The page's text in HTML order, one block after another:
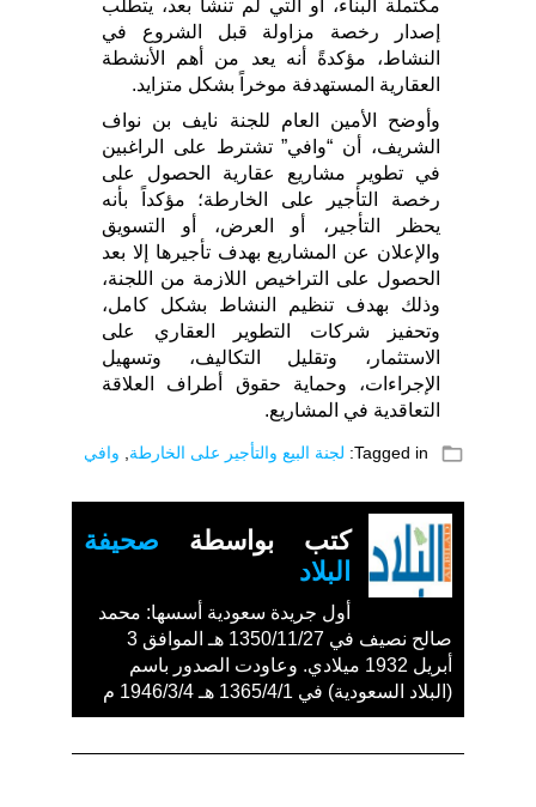
مكتملة البناء، أو التي لم تنشأ بعد، يتطلب
إصدار رخصة مزاولة قبل الشروع في
النشاط، مؤكدةً أنه يعد من أهم الأنشطة
العقارية المستهدفة موخراً بشكل متزايد.
وأوضح الأمين العام للجنة نايف بن نواف
الشريف، أن “وافي” تشترط على الراغبين
في تطوير مشاريع عقارية الحصول على
رخصة التأجير على الخارطة؛ مؤكداً بأنه
يحظر التأجير، أو العرض، أو التسويق
والإعلان عن المشاريع بهدف تأجيرها إلا بعد
الحصول على التراخيص اللازمة من اللجنة،
وذلك بهدف تنظيم النشاط بشكل كامل،
وتحفيز شركات التطوير العقاري على
الاستثمار، وتقليل التكاليف، وتسهيل
الإجراءات، وحماية حقوق أطراف العلاقة
التعاقدية في المشاريع.
folder_open
Tagged in: لجنة البيع والتأجير على الخارطة وافي
كتب بواسطة صحيفة
البلاد
أول جريدة سعودية أسسها: محمد
صالح نصيف في 1350/11/27 هـ الموافق 3
أبريل 1932 ميلادي. وعاودت الصدور باسم
(البلاد السعودية) في 1365/4/1 هـ 1946/3/4 م